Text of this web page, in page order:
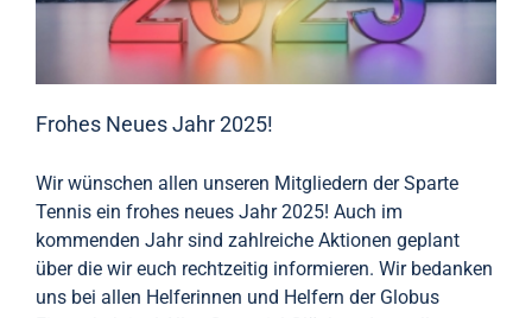
Frohes Neues Jahr 2025!
Wir wünschen allen unseren Mitgliedern der Sparte
Tennis ein frohes neues Jahr 2025! Auch im
kommenden Jahr sind zahlreiche Aktionen geplant
über die wir euch rechtzeitig informieren. Wir bedanken
uns bei allen Helferinnen und Helfern der Globus